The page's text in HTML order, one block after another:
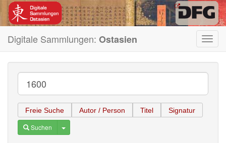
Digitale Sammlungen: Ostasien
Freie Suche Autor / Person Titel Signatur
Suchen Toggle Dropdown